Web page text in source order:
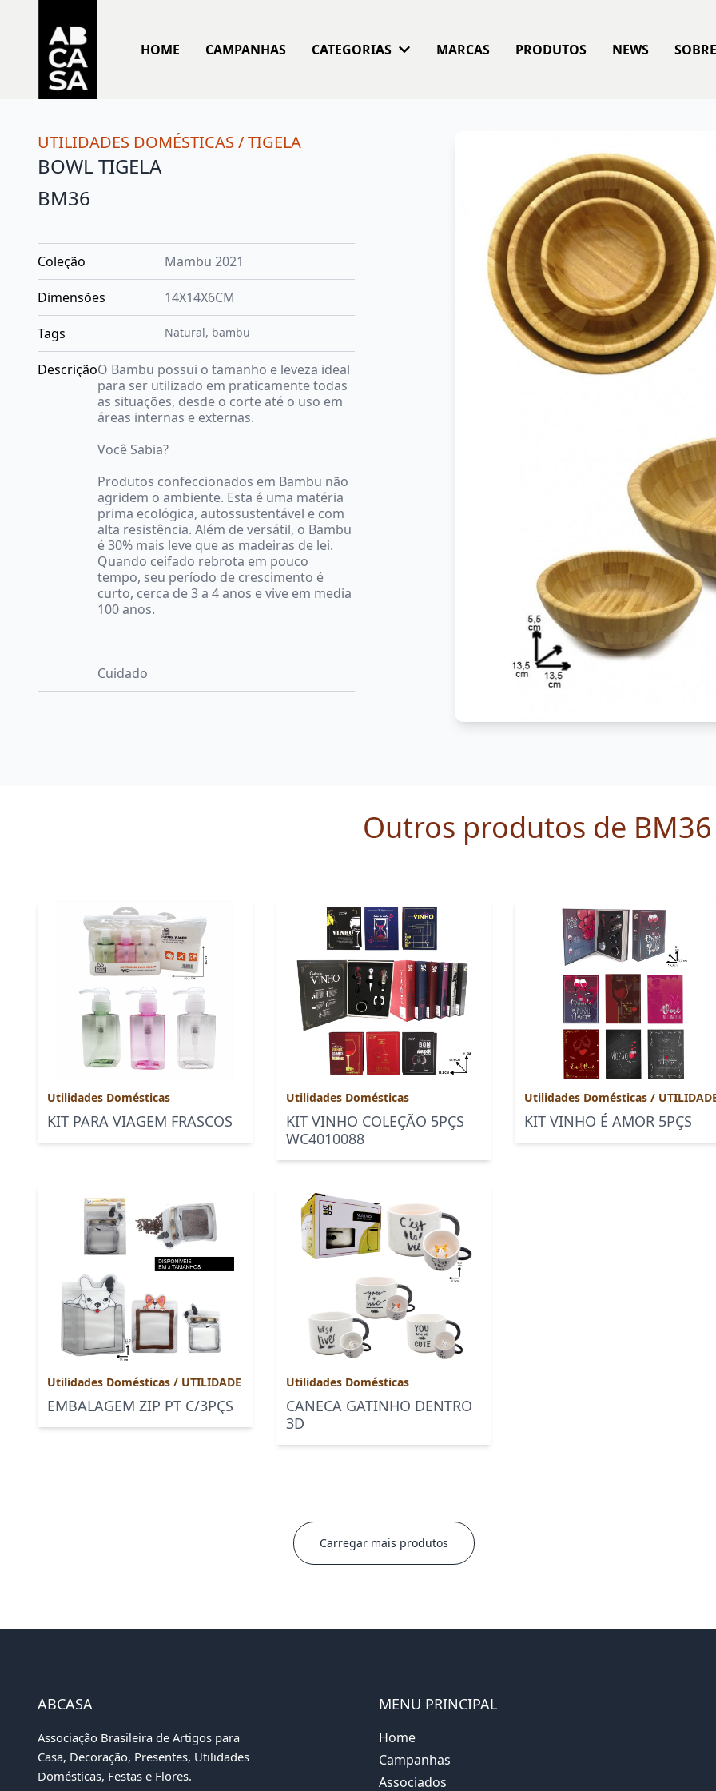
HOME CAMPANHAS CATEGORIAS MARCAS PRODUTOS NEWS SOBRE
UTILIDADES DOMÉSTICAS /TIGELA
BOWL TIGELA
BM36
Coleção Mambu 2021
Dimensões 14X14X6CM
Tags Natural, bambu
DescriçãoO Bambu possui o tamanho e leveza ideal
para ser utilizado em praticamente todas
as situações, desde o corte até o uso em
áreas internas e externas.
Você Sabia?
Produtos confeccionados em Bambu não
agridem o ambiente. Esta é uma matéria
prima ecológica, autossustentável e com
alta resistência. Além de versátil, o Bambu
é 30% mais leve que as madeiras de lei.
Quando ceifado rebrota em pouco
tempo, seu período de crescimento é
curto, cerca de 3 a 4 anos e vive em media
100 anos.
Cuidado
Outros produtos de BM36
Utilidades Domésticas
KIT PARA VIAGEM FRASCOS
Utilidades Domésticas
KIT VINHO COLEÇÃO 5PÇS
WC4010088
Utilidades Domésticas/
KIT VINHO É AMOR 5PÇS
Utilidades Domésticas / UTILIDADE
EMBALAGEM ZIP PT C/3PÇS
Utilidades Domésticas
CANECA GATINHO DENTRO
3D
Carregar mais produtos
ABCASA
Associação Brasileira de Artigos para
Casa, Decoração, Presentes, Utilidades
Domésticas, Festas e Flores.
MENU PRINCIPAL
Home
Campanhas
Associados